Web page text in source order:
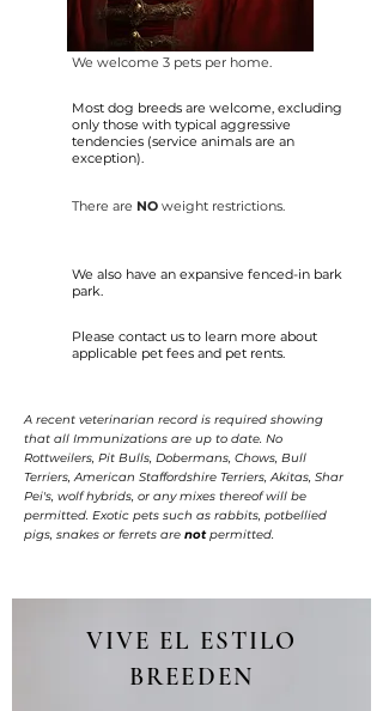
We welcome 3 pets per home.
Most dog breeds are welcome, excluding
only those with typical aggressive
tendencies (service animals are an
exception).
There are NO weight restrictions.
We also have an expansive fenced-in bark
park.
Please contact us to learn more about
applicable pet fees and pet rents.
A recent veterinarian record is required showing
that all Immunizations are up to date. No
Rottweilers, Pit Bulls, Dobermans, Chows, Bull
Terriers, American Staffordshire Terriers, Akitas, Shar
Pei's, wolf hybrids, or any mixes thereof will be
permitted. Exotic pets such as rabbits, potbellied
pigs, snakes or ferrets are notpermitted.
VIVE EL ESTILO
BREEDEN